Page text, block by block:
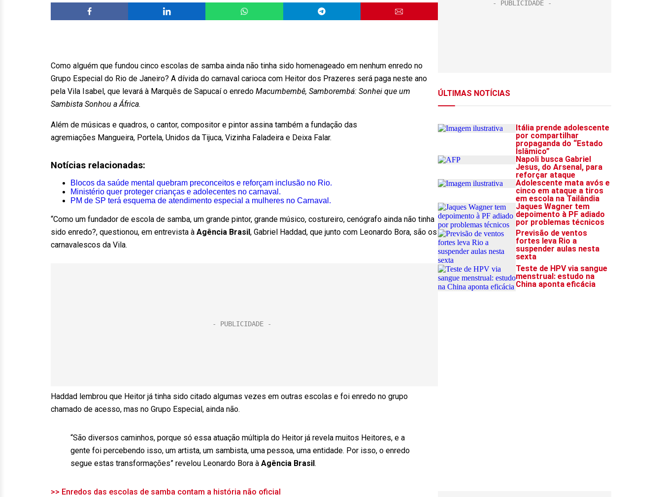
Como alguém que fundou cinco escolas de samba ainda não tinha sido homenageado em nenhum enredo no
Grupo Especial do Rio de Janeiro? A dívida do carnaval carioca com Heitor dos Prazeres será paga neste ano
pela Vila Isabel, que levará à Marquês de Sapucaí o enredo Macumbembê, Samborembá: Sonhei que um
Sambista Sonhou a África.
Além de músicas e quadros, o cantor, compositor e pintor assina também a fundação das
agremiações Mangueira, Portela, Unidos da Tijuca, Vizinha Faladeira e Deixa Falar.
Notícias relacionadas:
Blocos da saúde mental quebram preconceitos e reforçam inclusão no Rio.
Ministério quer proteger crianças e adolecentes no carnaval.
PM de SP terá esquema de atendimento especial a mulheres no Carnaval.
“Como um fundador de escola de samba, um grande pintor, grande músico, costureiro, cenógrafo ainda não tinha
sido enredo?, questionou, em entrevista à Agência Brasil, Gabriel Haddad, que junto com Leonardo Bora, são os
carnavalescos da Vila.
Haddad lembrou que Heitor já tinha sido citado algumas vezes em outras escolas e foi enredo no grupo
chamado de acesso, mas no Grupo Especial, ainda não.
“São diversos caminhos, porque só essa atuação múltipla do Heitor já revela muitos Heitores, e a
gente foi percebendo isso, um artista, um sambista, uma pessoa, uma entidade. Por isso, o enredo
segue estas transformações” revelou Leonardo Bora à Agência Brasil.
>> Enredos das escolas de samba contam a história não oficial